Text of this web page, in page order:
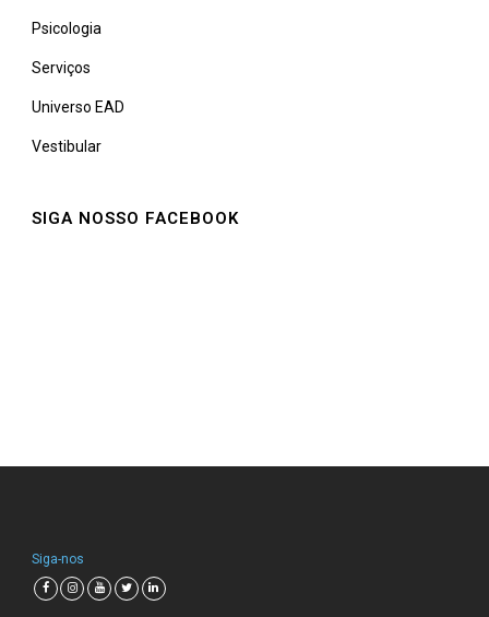
Psicologia
Serviços
Universo EAD
Vestibular
SIGA NOSSO FACEBOOK
Siga-nos